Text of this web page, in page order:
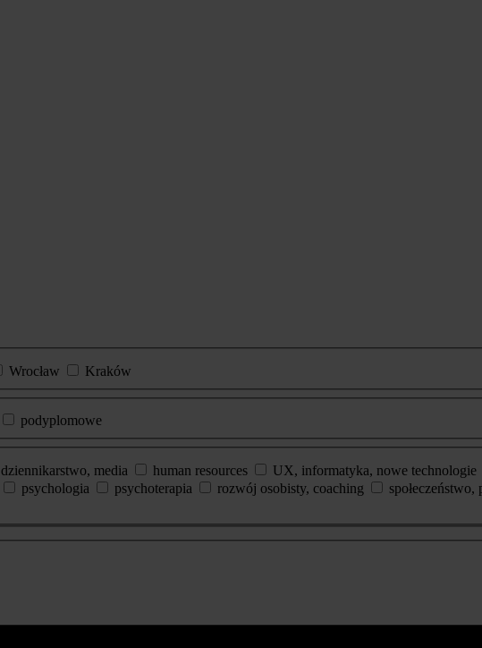
Wrocław
Kraków
podyplomowe
dziennikarstwo, media human resources UX, informatyka, nowe technologie
psychologia psychoterapia rozwój osobisty, coaching